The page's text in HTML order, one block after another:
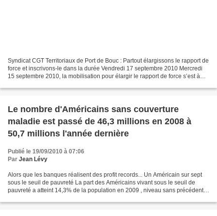
Syndicat CGT Territoriaux de Port de Bouc : Partout élargissons le rapport de
force et inscrivons-le dans la durée Vendredi 17 septembre 2010 Mercredi
15 septembre 2010, la mobilisation pour élargir le rapport de force s’est à
Le nombre d'Américains sans couverture
maladie est passé de 46,3 millions en 2008 à
50,7 millions l'année dernière
Publié le 19/09/2010 à 07:06
Par Jean Lévy
Alors que les banques réalisent des profit records... Un Américain sur sept
sous le seuil de pauvreté La part des Américains vivant sous le seuil de
pauvreté a atteint 14,3% de la population en 2009 , niveau sans précédent